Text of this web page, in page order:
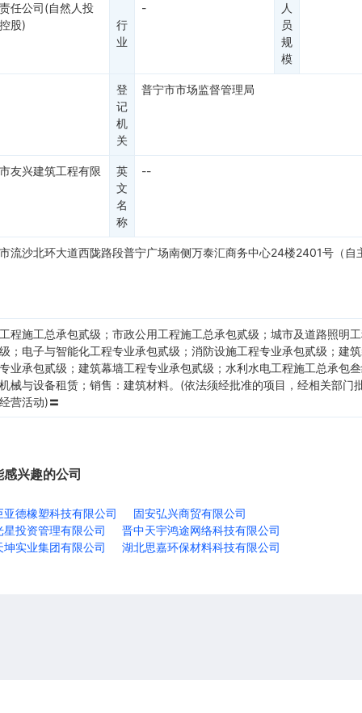
任公司(自然人投
股)
行
业
-
人
员
规
模
登
记
机
关
普宁市市场监督管理局
友兴建筑工程有限
英
文
名
称
--
流沙北环大道西陇路段普宁广场南侧万泰汇商务中心24楼2401号（自
程施工总承包贰级；市政公用工程施工总承包贰级；城市及道路照明
；电子与智能化工程专业承包贰级；消防设施工程专业承包贰级；建
业承包贰级；建筑幕墙工程专业承包贰级；水利水电工程施工总承包
械与设备租赁；销售：建筑材料。(依法须经批准的项目，经相关部门
营活动)〓
兴趣的公司
亚德橡塑科技有限公司
固安弘兴商贸有限公司
星投资管理有限公司
晋中天宇鸿途网络科技有限公司
坤实业集团有限公司
湖北思嘉环保材料科技有限公司